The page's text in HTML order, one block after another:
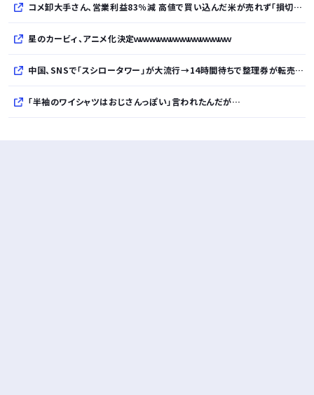
コメ卸大手さん、営業利益83％減 高値で買い込んだ米が売れず「損切り祭り」開幕へ
星のカービィ、アニメ化決定ｗｗｗｗｗｗｗｗｗｗｗｗｗｗｗｗ
中国、SNSで「スシロータワー」が大流行→14時間待ちで整理券が転売される事態に
「半袖のワイシャツはおじさんっぽい」言われたんだが…